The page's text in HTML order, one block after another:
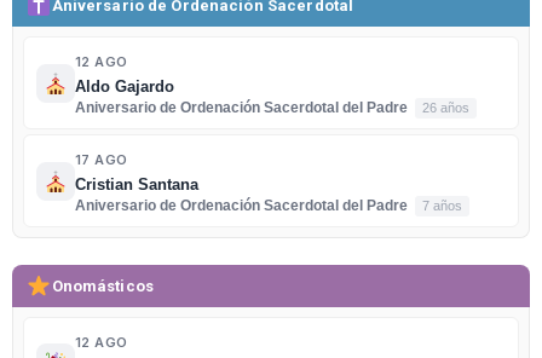
Aniversario de Ordenación Sacerdotal
12 AGO
Aldo Gajardo
Aniversario de Ordenación Sacerdotal del Padre
26 años
17 AGO
Cristian Santana
Aniversario de Ordenación Sacerdotal del Padre
7 años
Onomásticos
12 AGO